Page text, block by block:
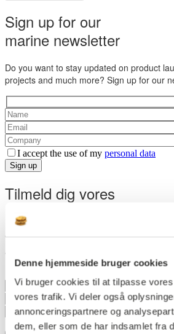
Denne hjemmeside bruger cookies
Vi bruger cookies til at tilpasse
vores trafik. Vi deler også
annonceringspartnere og
dem, eller som de har indsamlet fra
Sign up for our
marine newsletter
Do you want to stay updated on product
projects and much more? Sign up for our
I accept the use of my personal data
Sign up
Tilmeld dig vores
byg-nyhedsbrev
Vil du holde dig opdateret om
akustikviden og meget mere? Tilmeld dig
Jeg accepterer brugen af mine